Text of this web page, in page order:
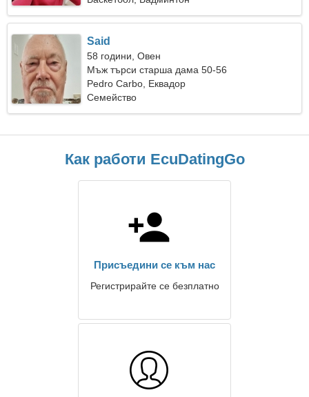
Said
58 години, Овен
Мъж търси старша дама 50-56
Pedro Carbo, Еквадор
Семейство
Как работи EcuDatingGo
Присъедини се към нас
Регистрирайте се безплатно